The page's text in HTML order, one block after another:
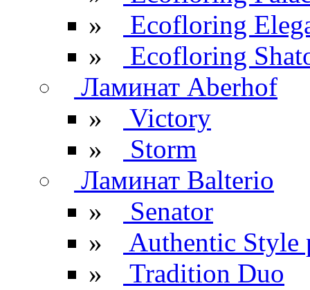
»
Ecofloring
»
Ecofloring
Ламинат Aberhof
»
Victory
»
Storm
Ламинат Balterio
»
Senator
»
Authentic Style
»
Tradition Duo